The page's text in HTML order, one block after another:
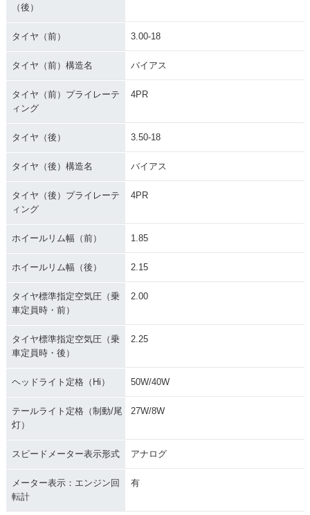
（後）
タイヤ（前） 3.00-18
タイヤ（前）構造名 バイアス
タイヤ（前）プライレーテ
ィング
4PR
タイヤ（後） 3.50-18
タイヤ（後）構造名 バイアス
タイヤ（後）プライレーテ
ィング
4PR
ホイールリム幅（前） 1.85
ホイールリム幅（後） 2.15
タイヤ標準指定空気圧（乗
車定員時・前）
2.00
タイヤ標準指定空気圧（乗
車定員時・後）
2.25
ヘッドライト定格（Hi） 50W/40W
テールライト定格（制動/尾
灯）
27W/8W
スピードメーター表示形式 アナログ
メーター表示：エンジン回
転計
有